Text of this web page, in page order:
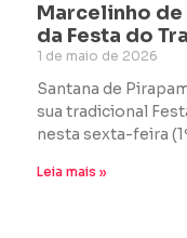
Marcelinho
da Festa do
1 de maio de 2026
Santana de
sua tradicional
nesta sexta-feira
Leia mais »